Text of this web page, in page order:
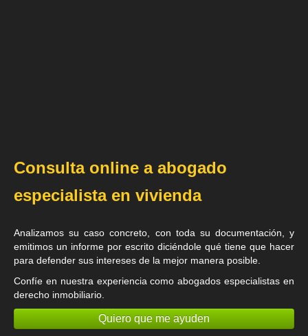
Consulta online a abogado
especialista en vivienda
Analizamos su caso concreto, con toda su documentación, y
emitimos un informe por escrito diciéndole qué tiene que hacer
para defender sus intereses de la mejor manera posible.
Confíe en nuestra experiencia comoabogados especialistas en
derecho inmobiliario
Quiero que me ayuden